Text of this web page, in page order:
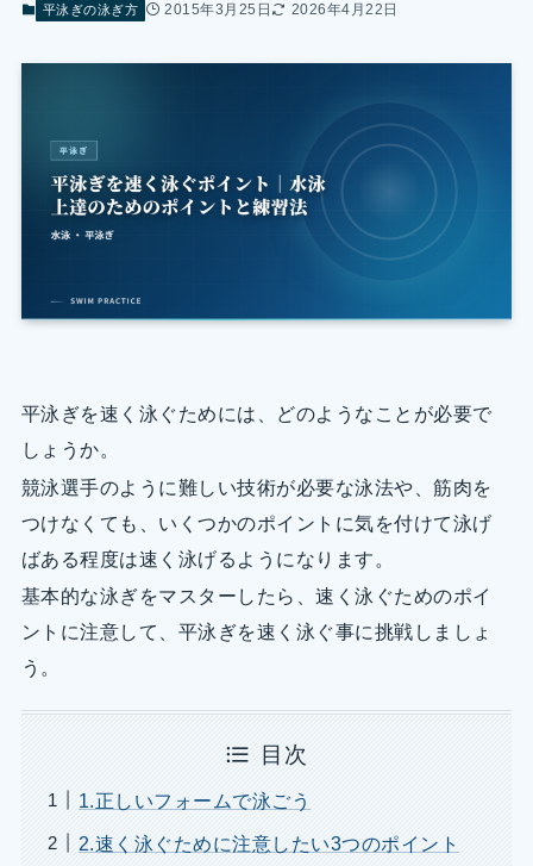
平泳ぎの泳ぎ方 2015年3月25日 2026年4月22日
平泳ぎを速く泳ぐためには、どのようなことが必要で
しょうか。
競泳選手のように難しい技術が必要な泳法や、筋肉を
つけなくても、いくつかのポイントに気を付けて泳げ
ばある程度は速く泳げるようになります。
基本的な泳ぎをマスターしたら、速く泳ぐためのポイ
ントに注意して、平泳ぎを速く泳ぐ事に挑戦しましょ
う。
目次
1.正しいフォームで泳ごう
2.速く泳ぐために注意したい3つのポイント